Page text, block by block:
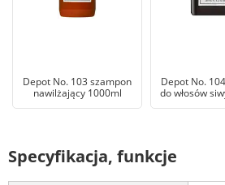
Depot No. 103 szampon
nawilżający 1000ml
Depot No.
do włosów
Specyfikacja, funkcje